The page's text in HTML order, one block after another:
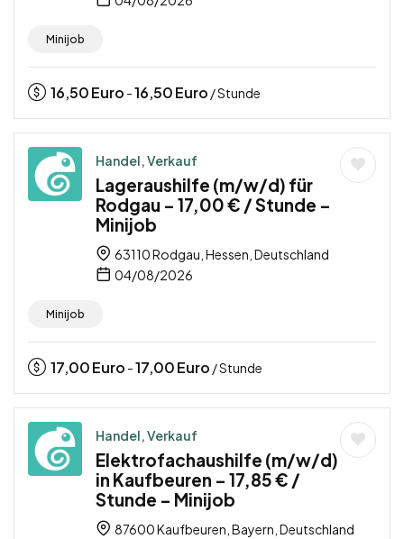
Minijob
16,50Euro -16,50Euro / Stunde
Handel, Verkauf
Lageraushilfe (m/w/d) für
Rodgau – 17,00 € / Stunde –
Minijob
63110 Rodgau, Hessen, Deutschland
04/08/2026
Minijob
17,00Euro -17,00Euro / Stunde
Handel, Verkauf
Elektrofachaushilfe (m/w/d)
in Kaufbeuren – 17,85 € /
Stunde – Minijob
87600 Kaufbeuren, Bayern, Deutschland